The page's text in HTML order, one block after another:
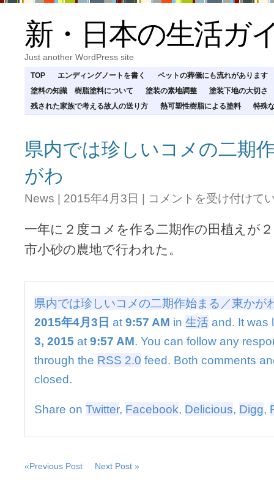
新・日本の生活ガ
Just another WordPress site
TOP エンディングノートを書く
ペットの葬儀にも流れがあります
塗料の知識 樹脂塗料について
塗装の素地調整
塗装下地の大切さ
残された家族で考える故人の送り方
熱可塑性樹脂による塗料 特殊
県内では珍しいコメの二期
がわ
News | 2015年4月3日 | 県
は
し
コ
の
二
期
作
始
ま
東
か
わ
コメントを受け付けて
一年に２度コメを作る二期作の田植えが
市小砂の農地で行われた。
県内では珍しいコメの二期作始まる／東かが
2015年4月3日 at 9:57 AM in 生活 and. It was
3, 2015 at 9:57 AM. You can follow any
through the RSS 2.0 feed. Both comments
closed.
Share on Twitter, Facebook, Delicious, Digg,
«Previous Post Next Post »